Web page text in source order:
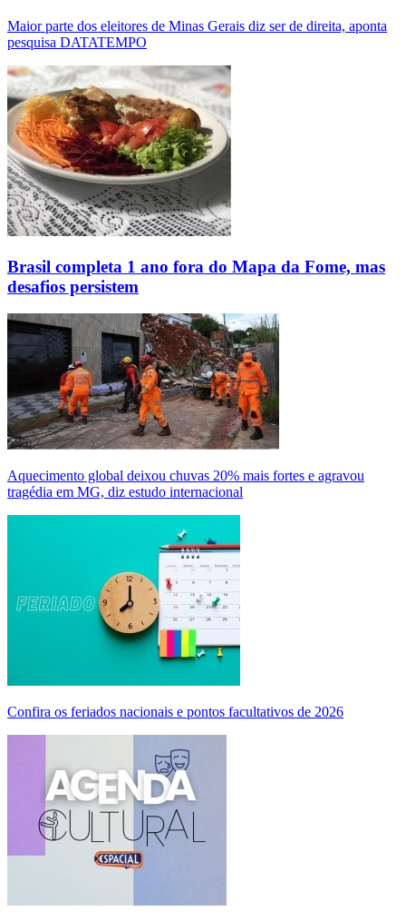
Maior parte dos eleitores de Minas Gerais diz ser de direita, aponta
pesquisa DATATEMPO
Brasil completa 1 ano fora do Mapa da Fome, mas
desafios persistem
Aquecimento global deixou chuvas 20% mais fortes e agravou
tragédia em MG, diz estudo internacional
Confira os feriados nacionais e pontos facultativos de 2026